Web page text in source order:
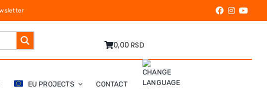
0,00 RSD
EU PROJECTS CONTACT